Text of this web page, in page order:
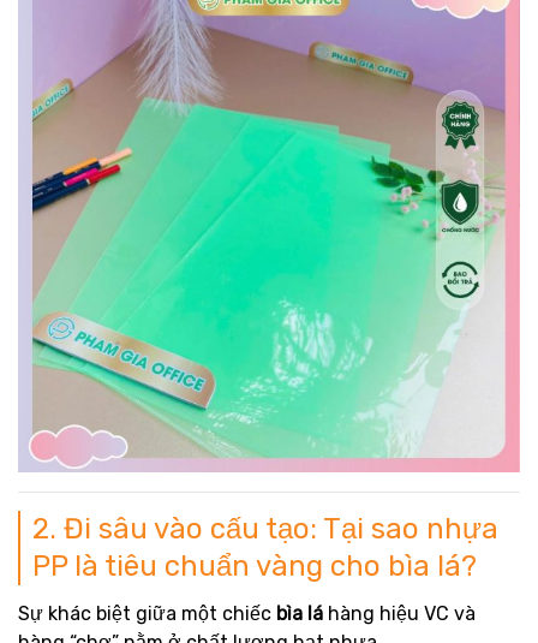
2. Đi sâu vào cấu tạo: Tại sao nhựa
PP là tiêu chuẩn vàng cho bìa lá?
Sự khác biệt giữa một chiếc bìa lá hàng hiệu VC và